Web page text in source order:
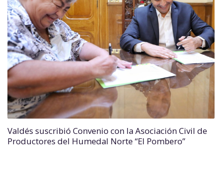
Valdés suscribió Convenio con la Asociación Civil de
Productores del Humedal Norte “El Pombero”